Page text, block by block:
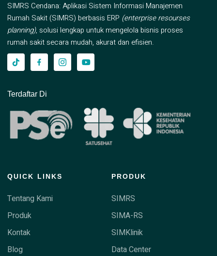
SIMRS Cendana: Aplikasi Sistem Informasi Manajemen
Rumah Sakit (SIMRS) berbasis ERP (enterprise resourses
planning), solusi lengkap untuk mengelola bisnis proses
rumah sakit secara mudah, akurat dan efisien.
Terdaftar Di
QUICK LINKS
Tentang Kami
Produk
Kontak
Blog
PRODUK
SIMRS
SIMA-RS
SIMKlinik
Data Center